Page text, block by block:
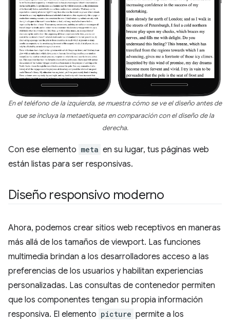
En el teléfono de la izquierda, se muestra cómo se ve el diseño antes de
que se incluya la metaetiqueta en comparación con el diseño de la
derecha.
Con ese elemento meta en su lugar, tus páginas web
están listas para ser responsivas.
Diseño responsivo moderno
Ahora, podemos crear sitios web receptivos en maneras
más allá de los tamaños de viewport. Las funciones
multimedia brindan a los desarrolladores acceso a las
preferencias de los usuarios y habilitan experiencias
personalizadas. Las consultas de contenedor permiten
que los componentes tengan su propia información
responsiva. El elemento picture permite a los